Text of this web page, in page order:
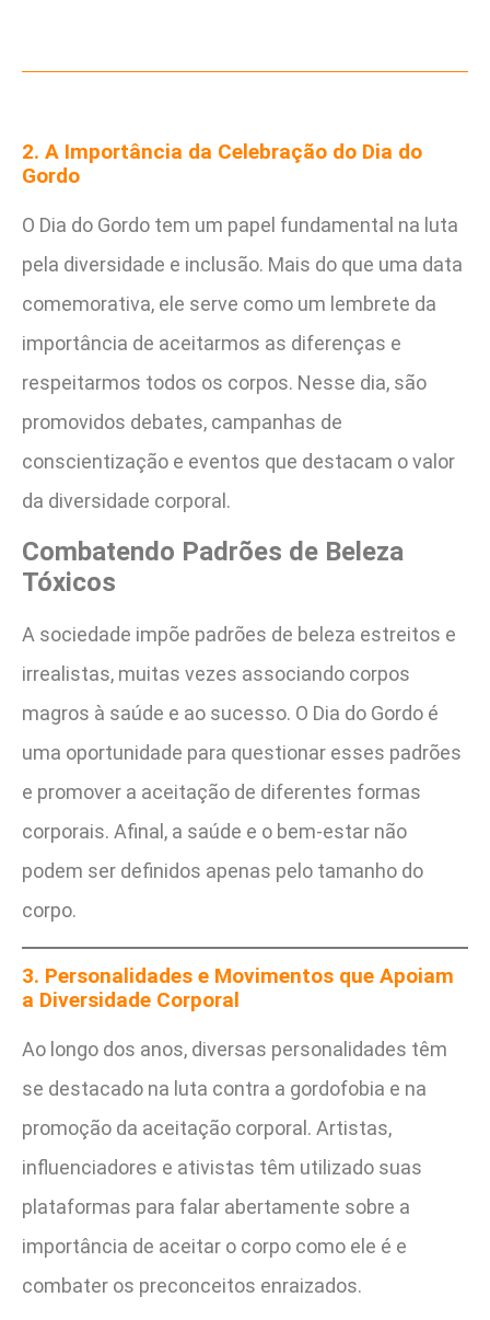
2. A Importância da Celebração do Dia do
Gordo
O Dia do Gordo tem um papel fundamental na luta
pela diversidade e inclusão. Mais do que uma data
comemorativa, ele serve como um lembrete da
importância de aceitarmos as diferenças e
respeitarmos todos os corpos. Nesse dia, são
promovidos debates, campanhas de
conscientização e eventos que destacam o valor
da diversidade corporal.
Combatendo Padrões de Beleza
Tóxicos
A sociedade impõe padrões de beleza estreitos e
irrealistas, muitas vezes associando corpos
magros à saúde e ao sucesso. O Dia do Gordo é
uma oportunidade para questionar esses padrões
e promover a aceitação de diferentes formas
corporais. Afinal, a saúde e o bem-estar não
podem ser definidos apenas pelo tamanho do
corpo.
3. Personalidades e Movimentos que Apoiam
a Diversidade Corporal
Ao longo dos anos, diversas personalidades têm
se destacado na luta contra a gordofobia e na
promoção da aceitação corporal. Artistas,
influenciadores e ativistas têm utilizado suas
plataformas para falar abertamente sobre a
importância de aceitar o corpo como ele é e
combater os preconceitos enraizados.